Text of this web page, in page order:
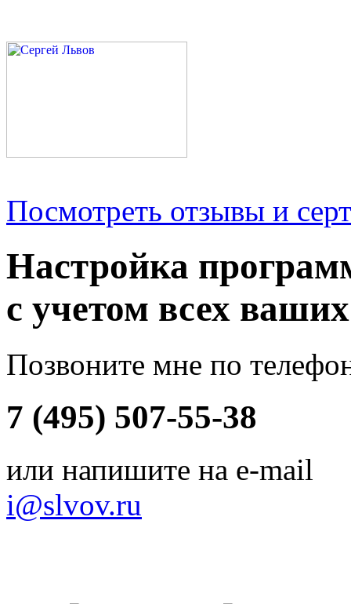
Посмотреть отзывы и
Настройка
с учетом всех
Позвоните мне по
7 (495) 507-55-38
или напишите на e-mail
i@slvov.ru